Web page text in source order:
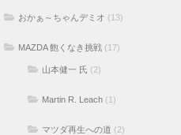
おかぁ～ちゃんデミオ (13)
MAZDA 飽くなき挑戦 (17)
山本健一 氏 (2)
Martin R. Leach (1)
マツダ再生への道 (2)